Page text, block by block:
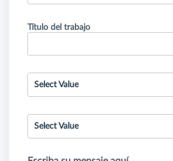
Título del trabajo
Select Value
Select Value